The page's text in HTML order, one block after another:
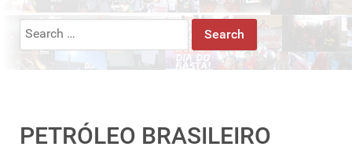
Search
PETRÓLEO BRASILEIRO